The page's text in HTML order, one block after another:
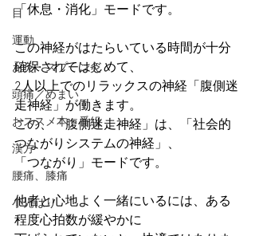
目
運動
お灸・スプーン灸
頭痛／めまい
おススメ本・番組
漢方
腰痛、膝痛
小児はり
「休息・消化」モードです。
この神経がはたらいている時間が十分
確保されてはじめて、
2人以上でのリラックスの神経「腹側迷
走神経」が働きます。
この、「腹側迷走神経」は、「社会的
つながりシステムの神経」、
「つながり」モードです。
他者と心地よく一緒にいるには、ある
程度心拍数が緩やかに